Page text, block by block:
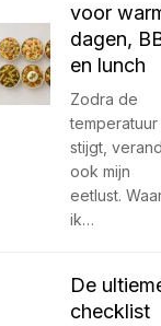
voor
dagen,
en lunch
Zodra de
temperatuur
stijgt,
ook mijn
eetlust.
ik…
De
checklist